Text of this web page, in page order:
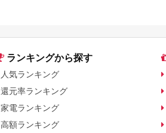
ランキングから探す
人気ランキング
還元率ランキング
家電ランキング
高額ランキング